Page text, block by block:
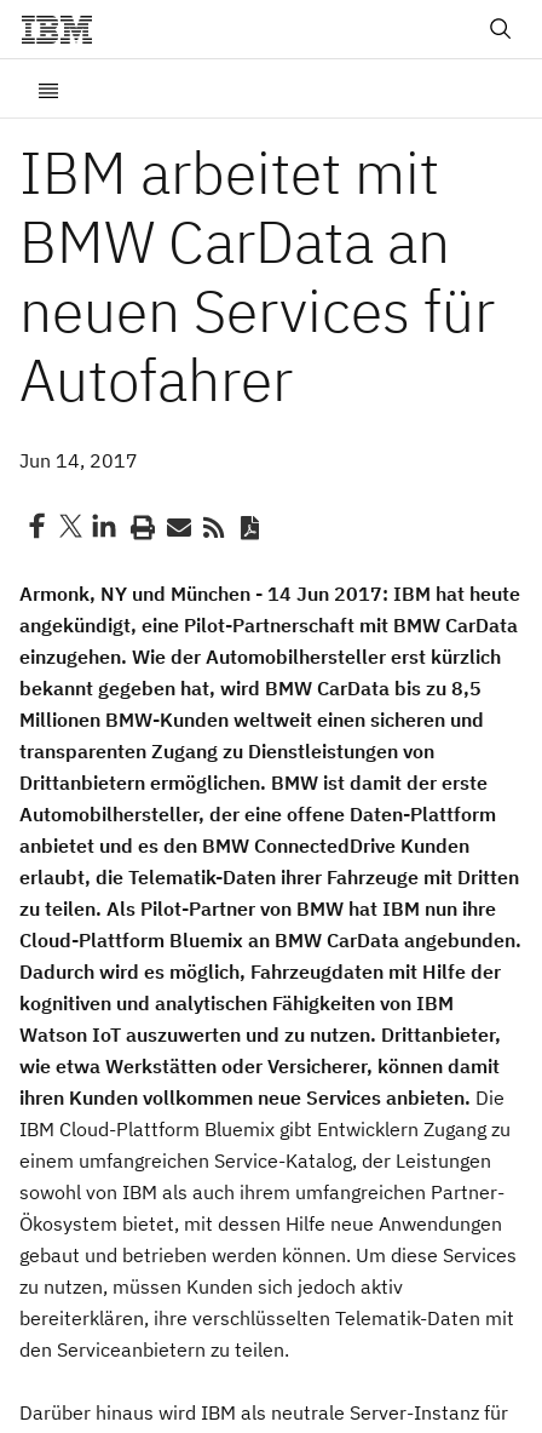
IBM arbeitet mit
BMW CarData an
neuen Services für
Autofahrer
Jun 14, 2017
Armonk, NY und München - 14 Jun 2017: IBM hat heute
angekündigt, eine Pilot-Partnerschaft mit BMW CarData
einzugehen. Wie der Automobilhersteller erst kürzlich
bekannt gegeben hat, wird BMW CarData bis zu 8,5
Millionen BMW-Kunden weltweit einen sicheren und
transparenten Zugang zu Dienstleistungen von
Drittanbietern ermöglichen. BMW ist damit der erste
Automobilhersteller, der eine offene Daten-Plattform
anbietet und es den BMW ConnectedDrive Kunden
erlaubt, die Telematik-Daten ihrer Fahrzeuge mit Dritten
zu teilen. Als Pilot-Partner von BMW hat IBM nun ihre
Cloud-Plattform Bluemix an BMW CarData angebunden.
Dadurch wird es möglich, Fahrzeugdaten mit Hilfe der
kognitiven und analytischen Fähigkeiten von IBM
Watson IoT auszuwerten und zu nutzen. Drittanbieter,
wie etwa Werkstätten oder Versicherer, können damit
ihren Kunden vollkommen neue Services anbieten. Die
IBM Cloud-Plattform Bluemix gibt Entwicklern Zugang zu
einem umfangreichen Service-Katalog, der Leistungen
sowohl von IBM als auch ihrem umfangreichen Partner-
Ökosystem bietet, mit dessen Hilfe neue Anwendungen
gebaut und betrieben werden können. Um diese Services
zu nutzen, müssen Kunden sich jedoch aktiv
bereiterklären, ihre verschlüsselten Telematik-Daten mit
den Serviceanbietern zu teilen.
Darüber hinaus wird IBM als neutrale Server-Instanz für